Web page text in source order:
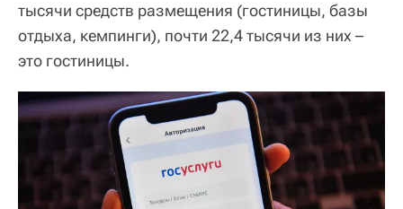
тысячи средств размещения (гостиницы, базы
отдыха, кемпинги), почти 22,4 тысячи из них –
это гостиницы.